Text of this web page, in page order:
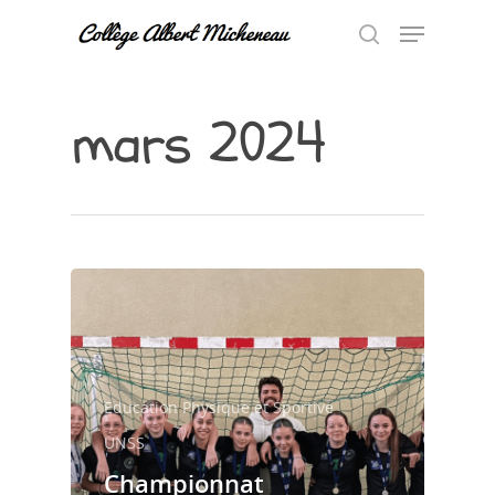
Hit enter to search or ESC to close
mars 2024
Education Physique et Sportive
UNSS
Championnat